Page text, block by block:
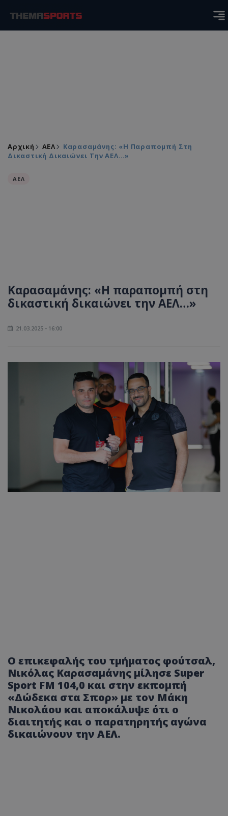
Αρχική ΑΕΛ
Καρασαμάνης: «Η Παραπομπή Στη
Δικαστική Δικαιώνει Την ΑΕΛ…»
ΑΕΛ
Καρασαμάνης: «Η παραπομπή στη
δικαστική δικαιώνει την ΑΕΛ…»
21.03.2025 - 16:00
Ο επικεφαλής του τμήματος φούτσαλ,
Νικόλας Καρασαμάνης μίλησε Super
Sport FM 104,0 και στην εκπομπή
«Δώδεκα στα Σπορ» με τον Μάκη
Νικολάου και αποκάλυψε ότι ο
διαιτητής και ο παρατηρητής αγώνα
δικαιώνουν την ΑΕΛ.